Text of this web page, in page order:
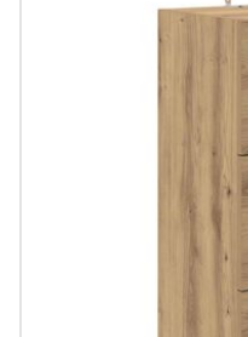
#sharemevidaxl